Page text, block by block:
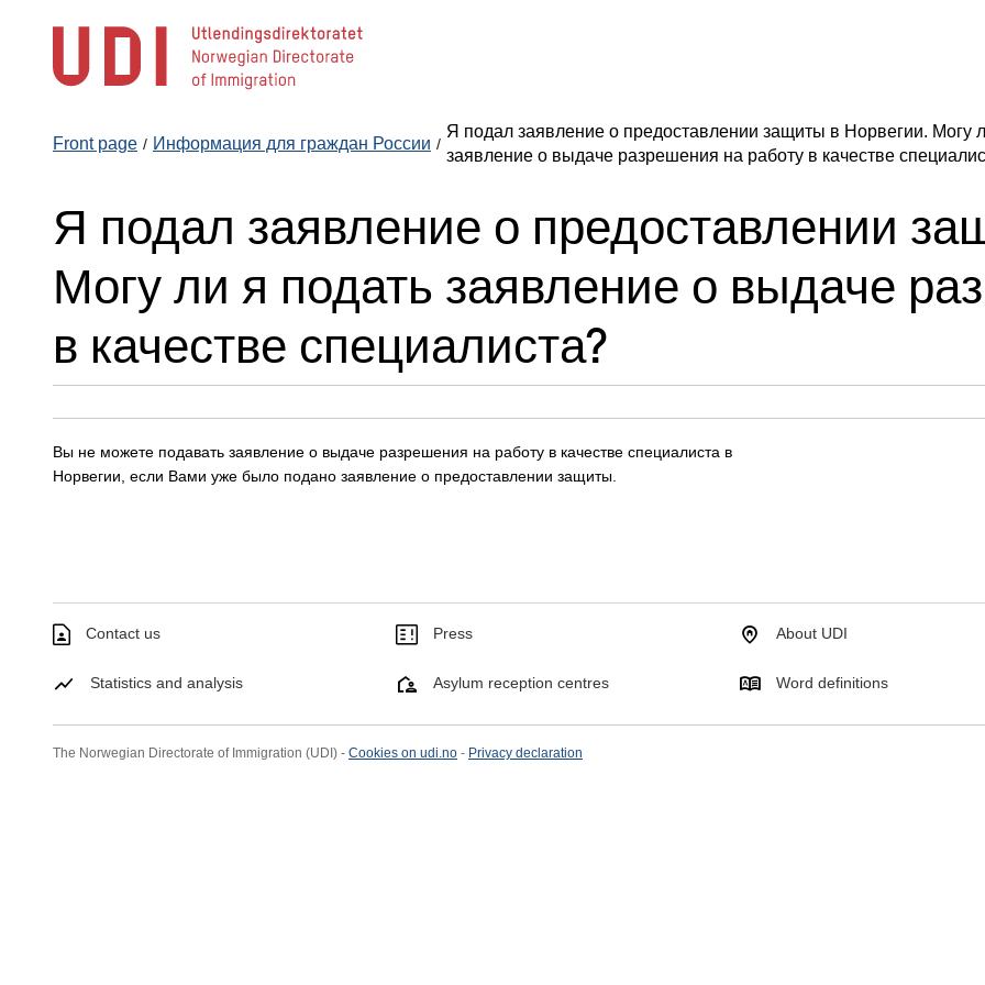
content
Front page Информация для граждан России
Я подал заявление о предоставлении защиты в Норвегии. Могу
заявление о выдаче разрешения на работу в качестве
Я подал заявление о предоставлении
Могу ли я подать заявление о выдаче
в качестве специалиста?
Вы не можете подавать заявление о выдаче разрешения на работу в качестве специалиста в
Норвегии, если Вами уже было подано заявление о предоставлении защиты.
Contact us Press About UDI
Statistics and analysis Asylum reception centres Word definitions
The Norwegian Directorate of Immigration (UDI) - Cookies on udi.no - Privacy declaration